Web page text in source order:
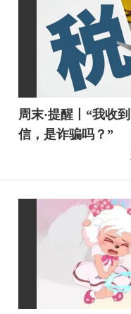
周末·提醒丨“我收
信，是诈骗吗？”